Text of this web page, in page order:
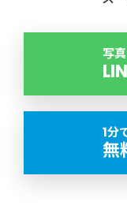
写
1分
無